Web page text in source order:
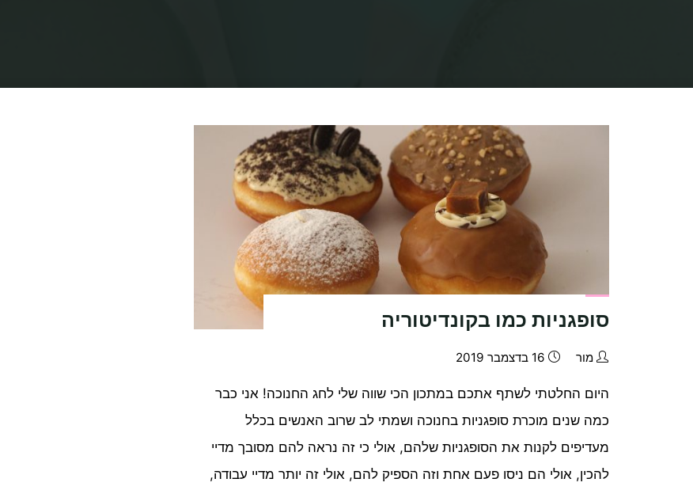
סופגניות כמו בקונדיטוריה
מור 16 בדצמבר 2019
היום החלטתי לשתף אתכם במתכון הכי שווה שלי לחג החנוכה! אני כבר
כמה שנים מוכרת סופגניות בחנוכה ושמתי לב שרוב האנשים בכלל
מעדיפים לקנות את הסופגניות שלהם, אולי כי זה נראה להם מסובך מדיי
להכין, אולי הם ניסו פעם אחת וזה הספיק להם, אולי זה יותר מדיי עבודה,